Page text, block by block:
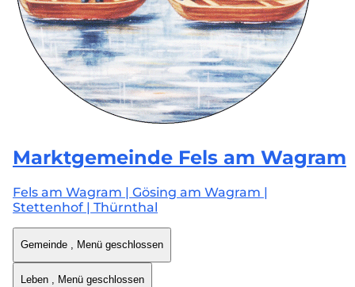
Marktgemeinde Fels am Wagram
Fels am Wagram | Gösing am Wagram |
Stettenhof | Thürnthal
Gemeinde , Menü geschlossen
Leben , Menü geschlossen